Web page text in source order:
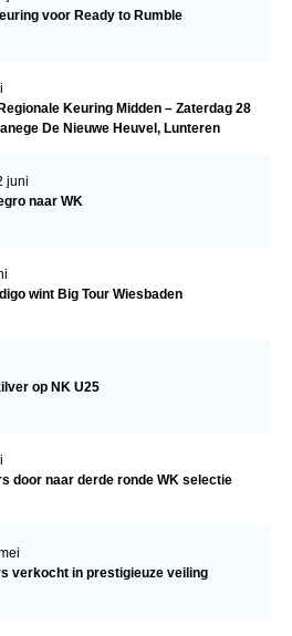
voor Ready to Rumble
Keuring Midden – Zaterdag 28
De Nieuwe Heuvel, Lunteren
juni
naar WK
wint Big Tour Wiesbaden
op NK U25
door naar derde ronde WK selectie
verkocht in prestigieuze veiling